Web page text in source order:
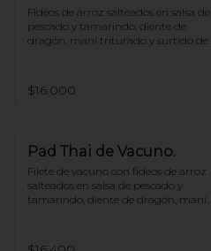
Fideos de arroz salteados en salsa de
pescado y tamarindo, diente de
dragón, maní triturado y surtido de
$16.000
Pad Thai de Vacuno.
Filete de vacuno con fideos de arroz
salteados en salsa de pescado y
tamarindo, diente de dragón, maní